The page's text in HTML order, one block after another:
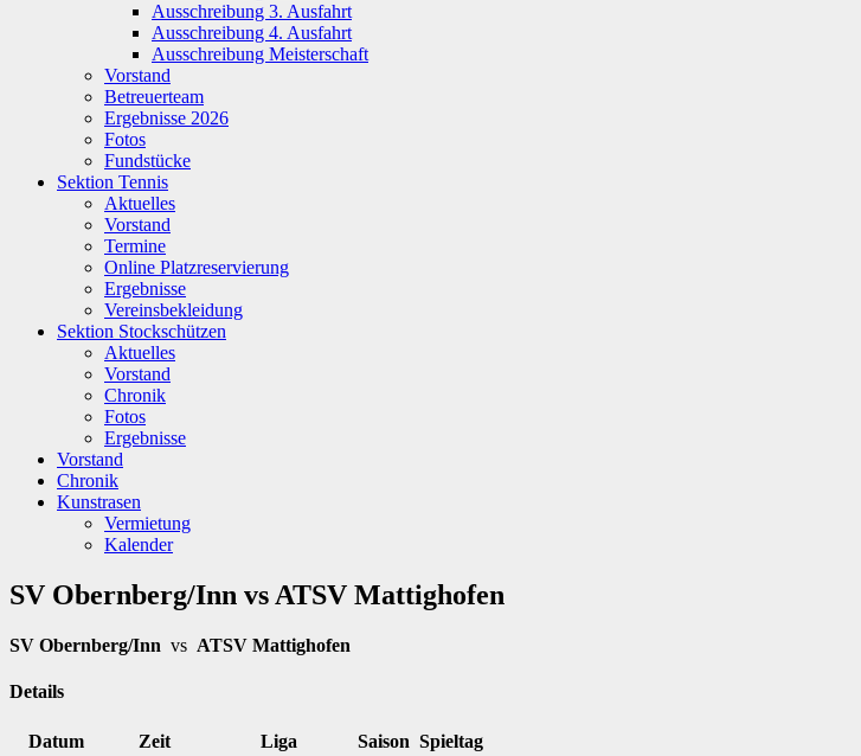
Ausschreibung 3. Ausfahrt
Ausschreibung 4. Ausfahrt
Ausschreibung Meisterschaft
Vorstand
Betreuerteam
Ergebnisse 2026
Fotos
Fundstücke
Sektion Tennis
Aktuelles
Vorstand
Termine
Online Platzreservierung
Ergebnisse
Vereinsbekleidung
Sektion Stockschützen
Aktuelles
Vorstand
Chronik
Fotos
Ergebnisse
Vorstand
Chronik
Kunstrasen
Vermietung
Kalender
SV Obernberg/Inn vs ATSV Mattighofen
SV Obernberg/Inn vs ATSV Mattighofen
Details
Datum Zeit Liga Saison Spieltag